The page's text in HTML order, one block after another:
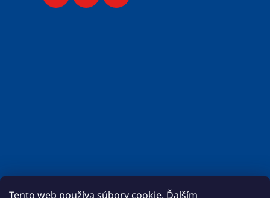
Tento web používa súbory cookie. Ďalším